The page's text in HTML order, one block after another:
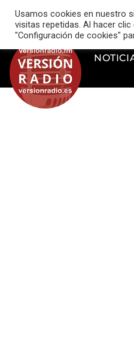
music_note VERSIÓN RADIO
Usamos cookies en nuestro
visitas repetidas. Al hacer
"Configuración de cookies"